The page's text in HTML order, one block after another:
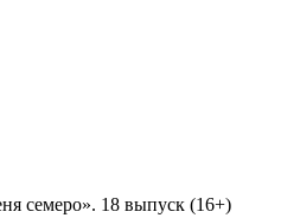
семеро». 18 выпуск (16+)